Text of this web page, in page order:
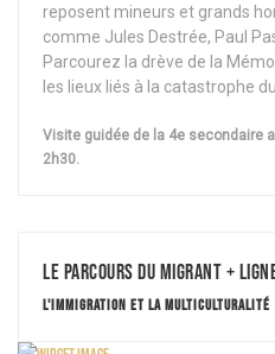
reposent mineurs et grands
comme Jules Destrée, Paul
Parcourez la drève de la
les lieux liés à la catastrophe
Visite guidée de la 4e secondaire
2h30.
Le parcours du migrant +
L'IMMIGRATION ET LA MULTICULTURALITÉ